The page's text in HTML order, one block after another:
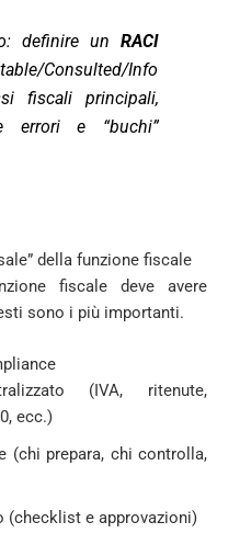
definire un RACI
Consulted/Info
fiscali principali,
errori e “buchi”
della funzione fiscale
fiscale deve avere
sono i più importanti.
(IVA, ritenute,
ecc.)
(chi prepara, chi controlla,
(checklist e approvazioni)